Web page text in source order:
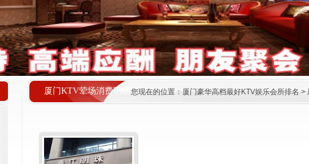
厦门KTV荤场消费明细 您现在的位置： 厦门豪华高档最好KTV娱乐会所排名 >